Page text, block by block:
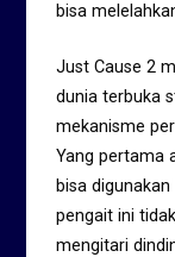
bisa
Just Cause 2
dunia terbuka
mekanisme
Yang pertama
bisa
pengait ini
mengitari